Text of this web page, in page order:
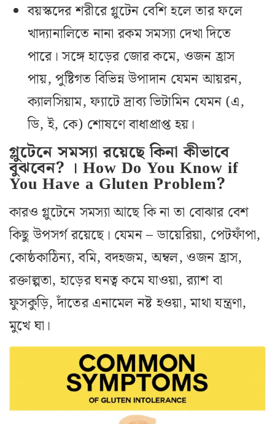
বয়স্কদের শরীরে গ্লুটেন বেশি হলে তার ফলে
খাদ্যানালিতে নানা রকম সমস্যা দেখা দিতে
পারে। সঙ্গে হাড়ের জোর কমে, ওজন হ্রাস
পায়, পুষ্টিগত বিভিন্ন উপাদান যেমন আয়রন,
ক‌্যালসিয়াম, ফ‌্যাটে দ্রাব্য ভিটামিন যেমন (এ,
ডি, ই, কে) শোষণে বাধাপ্রাপ্ত হয়।
গ্লুটেনে সমস্যা রয়েছে কিনা কীভাবে
বুঝবেন? । How Do You Know if
You Have a Gluten Problem?
কারও গ্লুটেনে সমস‌্যা আছে কি না তা বোঝার বেশ
কিছু উপসর্গ রয়েছে। যেমন – ডায়েরিয়া, পেটফাঁপা,
কোষ্ঠকাঠিন‌্য, বমি, বদহজম, অম্বল, ওজন হ্রাস,
রক্তাল্পতা, হাড়ের ঘনত্ব কমে যাওয়া, র‌্যাশ বা
ফুসকুড়ি, দাঁতের এনামেল নষ্ট হওয়া, মাথা যন্ত্রণা,
মুখে ঘা।